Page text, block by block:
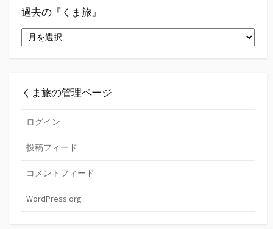
テ
ー
過去の『くま旅』
去
旅』
くま旅の管理ページ
ログイン
投稿フィード
コメントフィード
WordPress.org